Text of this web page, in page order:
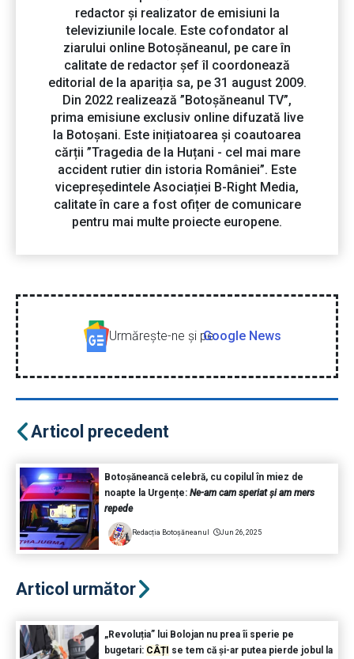
redactor și realizator de emisiuni la
televiziunile locale. Este cofondator al
ziarului online Botoșăneanul, pe care în
calitate de redactor șef îl coordonează
editorial de la apariția sa, pe 31 august 2009.
Din 2022 realizează ”Botoșăneanul TV”,
prima emisiune exclusiv online difuzată live
la Botoșani. Este inițiatoarea și coautoarea
cărții ”Tragedia de la Huțani - cel mai mare
accident rutier din istoria României”. Este
vicepreședintele Asociației B-Right Media,
calitate în care a fost ofițer de comunicare
pentru mai multe proiecte europene.
Urmăreşte-ne şi peGoogle News
Articol precedent
Botoșăneancă celebră, cu copilul în miez de
noapte la Urgențe: Ne-am cam speriat și am mers
repede
Redacția Botoșăneanul Jun 26, 2025
Articol următor
„Revoluția” lui Bolojan nu prea îi sperie pe
bugetari: CÂȚI se tem că și-ar putea pierde jobul la